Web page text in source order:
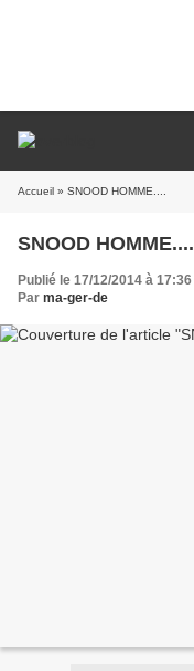
Accueil » SNOOD HOMME....
SNOOD HOMME....
Publié le 17/12/2014 à 17:36
Par ma-ger-de